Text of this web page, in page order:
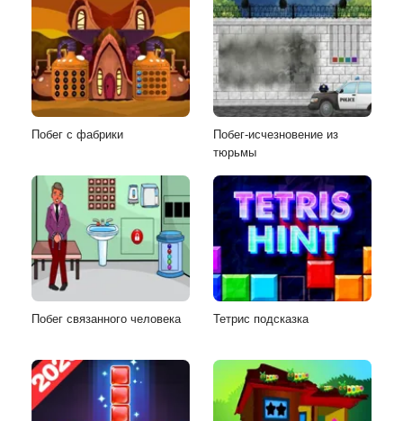
Побег с фабрики
Побег-исчезновение из
тюрьмы
Побег связанного человека Тетрис подсказка